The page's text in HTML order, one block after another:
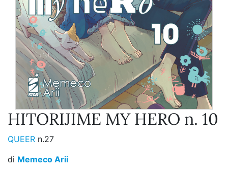
HITORIJIME MY HERO n. 10
QUEER n.27
di Memeco Arii